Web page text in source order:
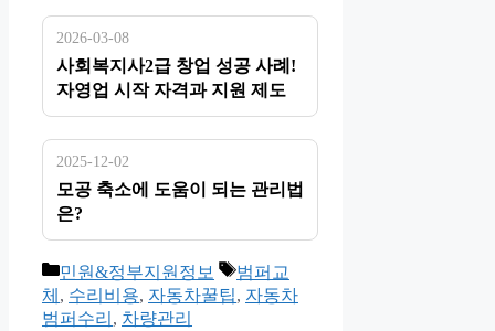
2026-03-08
사회복지사2급 창업 성공 사례!
자영업 시작 자격과 지원 제도
2025-12-02
모공 축소에 도움이 되는 관리법
은?
카
테
고
민원&정부지원정보
태
그
범퍼교
체 , 수리비용, 자동차꿀팁, 자동차
범퍼수리 , 차량관리